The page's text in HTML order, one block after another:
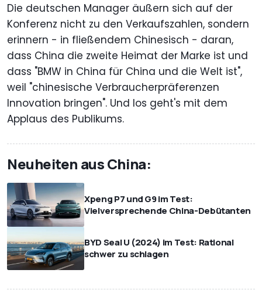
Die deutschen Manager äußern sich auf der
Konferenz nicht zu den Verkaufszahlen, sondern
erinnern - in fließendem Chinesisch - daran,
dass China die zweite Heimat der Marke ist und
dass "BMW in China für China und die Welt ist",
weil "chinesische Verbraucherpräferenzen
Innovation bringen". Und los geht's mit dem
Applaus des Publikums.
Neuheiten aus China:
Xpeng P7 und G9 im Test:
Vielversprechende China-Debütanten
BYD Seal U (2024) im Test: Rational
schwer zu schlagen